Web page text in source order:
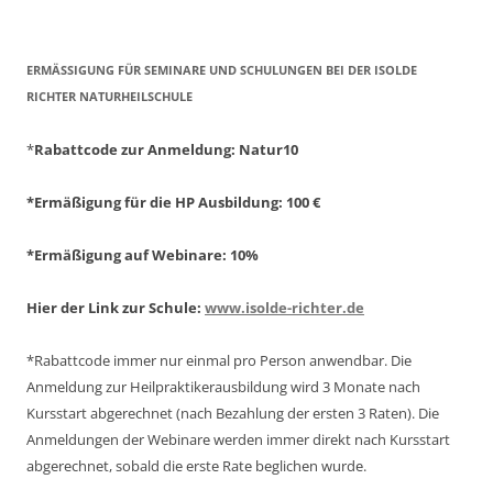
ERMÄSSIGUNG FÜR SEMINARE UND SCHULUNGEN BEI DER ISOLDE R
ICHTER NATURHEILSCHULE
*Rabattcode zur Anmeldung: Natur10
*Ermäßigung für die HP Ausbildung: 100 €
*Ermäßigung auf Webinare: 10%
Hier der Link zur Schule: www.isolde-richter.de
*Rabattcode immer nur einmal pro Person anwendbar. Die
Anmeldung zur Heilpraktikerausbildung wird 3 Monate nach
Kursstart abgerechnet(nach Bezahlung der ersten 3 Raten). Die
Anmeldungen der Webinare werden immer direkt nach Kursstart
abgerechnet,sobald die erste Rate beglichen wurde.